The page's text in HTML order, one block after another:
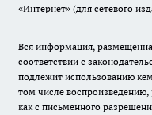
«Интернет» (для сетевого
Вся информация,
соответствии с
подлежит использованию
том числе воспроизведению,
как с письменного